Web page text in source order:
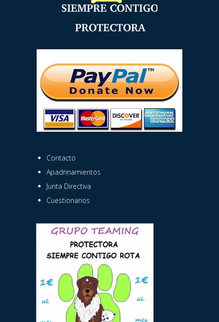
Contacto
Apadrinamientos
Junta Directiva
Cuestionarios